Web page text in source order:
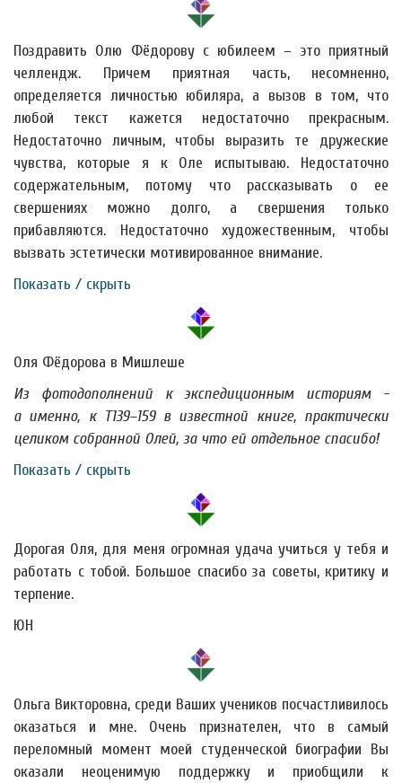
Поздравить Олю Фёдорову с юбилеем – это приятный
челлендж. Причем приятная часть, несомненно,
определяется личностью юбиляра, а вызов в том, что
любой текст кажется недостаточно прекрасным.
Недостаточно личным, чтобы выразить те дружеские
чувства, которые я к Оле испытываю. Недостаточно
содержательным, потому что рассказывать о ее
свершениях можно долго, а свершения только
прибавляются. Недостаточно художественным, чтобы
вызвать эстетически мотивированное внимание.
Показать / скрыть
Оля Фёдорова в Мишлеше
Из фотодополнений к экспедиционным историям -
а именно, к Т139–159 в известной книге, практически
целиком собранной Олей, за что ей отдельное спасибо!
Показать / скрыть
Дорогая Оля, для меня огромная удача учиться у тебя и
работать с тобой. Большое спасибо за советы, критику и
терпение.
ЮН
Ольга Викторовна, среди Ваших учеников посчастливилось
оказаться и мне. Очень признателен, что в самый
переломный момент моей студенческой биографии Вы
оказали неоценимую поддержку и приобщили к